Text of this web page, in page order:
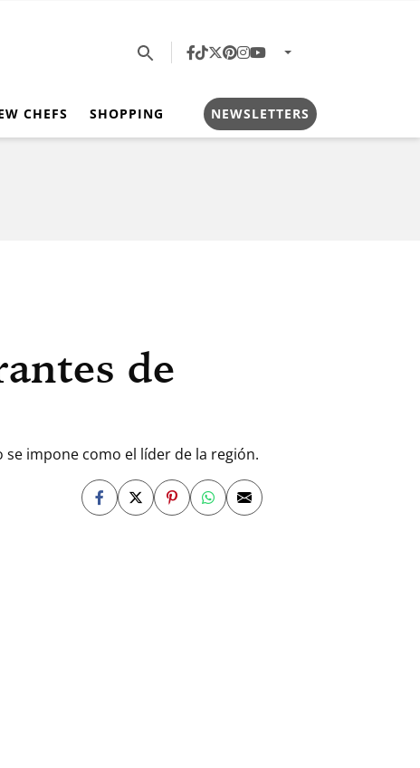
CHEFS SHOPPING NEWSLETTERS
de
se impone como el líder de la región.